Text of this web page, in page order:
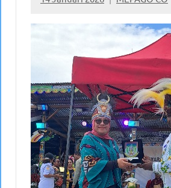
No
comments